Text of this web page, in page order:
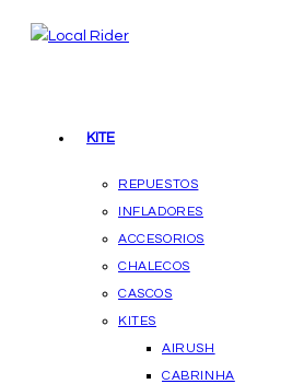
KITE
REPUESTOS
INFLADORES
ACCESORIOS
CHALECOS
CASCOS
KITES
AIRUSH
CABRINHA